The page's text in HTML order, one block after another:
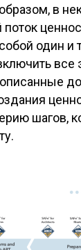
в
один и
все
шагов,